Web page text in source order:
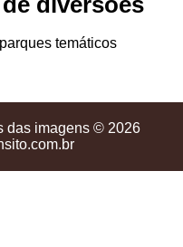
temáticos
das imagens © 2026